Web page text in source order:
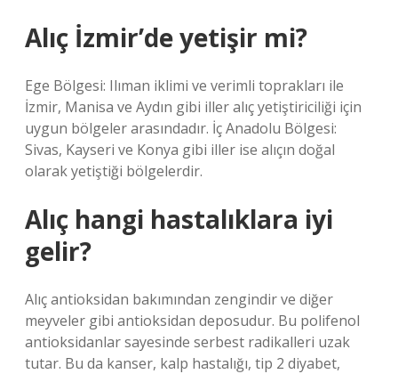
Alıç İzmir’de yetişir mi?
Ege Bölgesi: Ilıman iklimi ve verimli toprakları ile
İzmir, Manisa ve Aydın gibi iller alıç yetiştiriciliği için
uygun bölgeler arasındadır. İç Anadolu Bölgesi:
Sivas, Kayseri ve Konya gibi iller ise alıçın doğal
olarak yetiştiği bölgelerdir.
Alıç hangi hastalıklara iyi
gelir?
Alıç antioksidan bakımından zengindir ve diğer
meyveler gibi antioksidan deposudur. Bu polifenol
antioksidanlar sayesinde serbest radikalleri uzak
tutar. Bu da kanser, kalp hastalığı, tip 2 diyabet,